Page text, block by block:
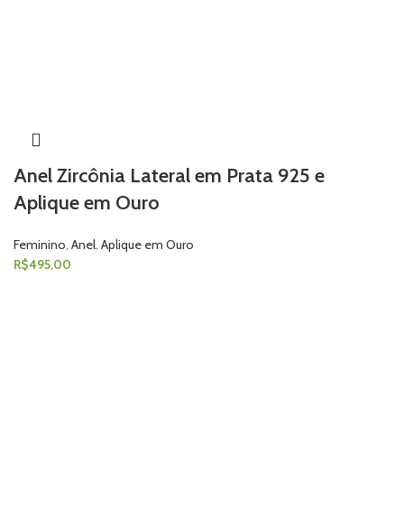
Anel Zircônia Lateral em Prata 925 e
Aplique em Ouro
Feminino Anel Aplique em Ouro
R$495,00